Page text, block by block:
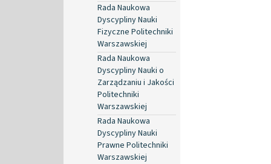
Rada Naukowa
Dyscypliny Nauki
Fizyczne Politechniki
Warszawskiej
Rada Naukowa
Dyscypliny Nauki o
Zarządzaniu i Jakości
Politechniki
Warszawskiej
Rada Naukowa
Dyscypliny Nauki
Prawne Politechniki
Warszawskiej